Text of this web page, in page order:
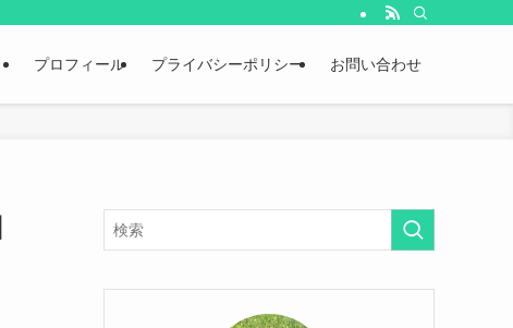
プロフィール プライバシーポリシー お問い合わせ